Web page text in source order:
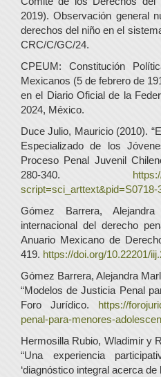
2019). Observación general
derechos del niño en el
CRC/C/GC/24.
CPEUM: Constitución
Mexicanos (5 de febrero de
en el Diario Oficial de la
2024, México.
Duce Julio, Mauricio (2010).
Especializado de los
Proceso Penal Juvenil
280-340.
script=sci_arttext&pid=S0718-
Gómez Barrera,
internacional del derecho
Anuario Mexicano de
419. https://doi.org/10.22201/
Gómez Barrera, Alejandra
“Modelos de Justicia Penal
Foro Jurídico.
https://
penal-para-menores-
Hermosilla Rubio, Wladimir y
“Una experiencia
‘diagnóstico integral acerca